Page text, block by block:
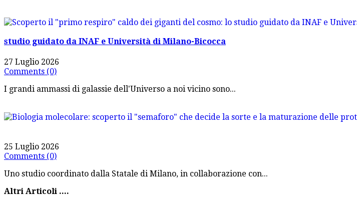
studio guidato da INAF e Università di Milano-Bicocca
27 Luglio 2026
Comments (0)
I grandi ammassi di galassie dell'Universo a noi vicino sono...
25 Luglio 2026
Comments (0)
Uno studio coordinato dalla Statale di Milano, in collaborazione con...
Altri Articoli ....